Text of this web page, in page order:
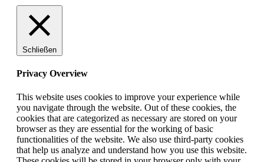
Schließen
Privacy Overview
This website uses cookies to improve your experience while
you navigate through the website. Out of these cookies, the
cookies that are categorized as necessary are stored on your
browser as they are essential for the working of basic
functionalities of the website. We also use third-party cookies
that help us analyze and understand how you use this website.